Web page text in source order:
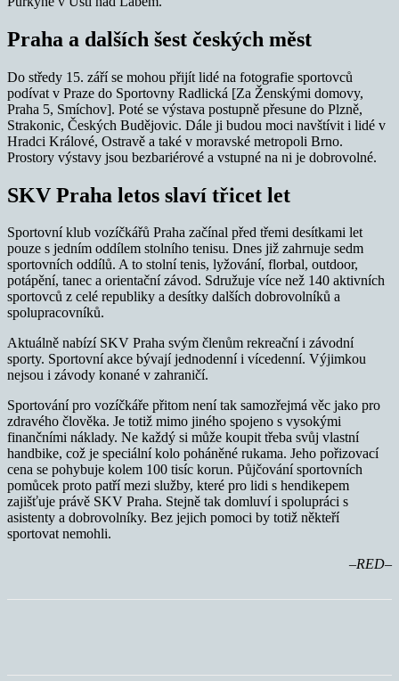
Praha a dalších šest českých měst
Do středy 15. září se mohou přijít lidé na fotografie sportovců
podívat v Praze do Sportovny Radlická [Za Ženskými domovy,
Praha 5, Smíchov]. Poté se výstava postupně přesune do Plzně,
Strakonic, Českých Budějovic. Dále ji budou moci navštívit i lidé v
Hradci Králové, Ostravě a také v moravské metropoli Brno.
Prostory výstavy jsou bezbariérové a vstupné na ni je dobrovolné.
SKV Praha letos slaví třicet let
Sportovní klub vozíčkářů Praha začínal před třemi desítkami let
pouze s jedním oddílem stolního tenisu. Dnes již zahrnuje sedm
sportovních oddílů. A to stolní tenis, lyžování, florbal, outdoor,
potápění, tanec a orientační závod. Sdružuje více než 140 aktivních
sportovců z celé republiky a desítky dalších dobrovolníků a
spolupracovníků.
Aktuálně nabízí SKV Praha svým členům rekreační i závodní
sporty. Sportovní akce bývají jednodenní i vícedenní. Výjimkou
nejsou i závody konané v zahraničí.
Sportování pro vozíčkáře přitom není tak samozřejmá věc jako pro
zdravého člověka. Je totiž mimo jiného spojeno s vysokými
finančními náklady. Ne každý si může koupit třeba svůj vlastní
handbike, což je speciální kolo poháněné rukama. Jeho pořizovací
cena se pohybuje kolem 100 tisíc korun. Půjčování sportovních
pomůcek proto patří mezi služby, které pro lidi s hendikepem
zajišťuje právě SKV Praha. Stejně tak domluví i spolupráci s
asistenty a dobrovolníky. Bez jejich pomoci by totiž někteří
sportovat nemohli.
–RED–